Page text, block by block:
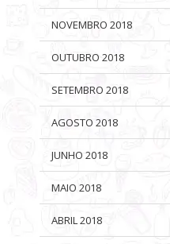
NOVEMBRO 2018
OUTUBRO 2018
SETEMBRO 2018
AGOSTO 2018
JUNHO 2018
MAIO 2018
ABRIL 2018